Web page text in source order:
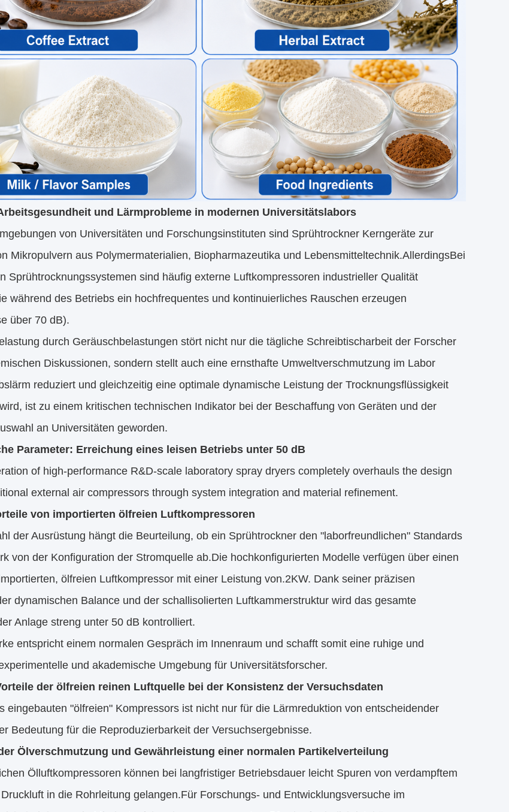
und Lärmprobleme in modernen Universitätslabors
von Universitäten und Forschungsinstituten sind Sprühtrockner Kerngeräte zur
Mikropulvern aus Polymermaterialien, Biopharmazeutika und Lebensmitteltechnik.AllerdingsBei
Sprühtrocknungssystemen sind häufig externe Luftkompressoren industrieller Qualität
während des Betriebs ein hochfrequentes und kontinuierliches Rauschen erzeugen
über 70 dB).
durch Geräuschbelastungen stört nicht nur die tägliche Schreibtischarbeit der Forscher
Diskussionen, sondern stellt auch eine ernsthafte Umweltverschmutzung im Labor
reduziert und gleichzeitig eine optimale dynamische Leistung der Trocknungsflüssigkeit
ist zu einem kritischen technischen Indikator bei der Beschaffung von Geräten und der
an Universitäten geworden.
Parameter: Erreichung eines leisen Betriebs unter 50 dB
of high-performance R&D-scale laboratory spray dryers completely overhauls the design
external air compressors through system integration and material refinement.
von importierten ölfreien Luftkompressoren
der Ausrüstung hängt die Beurteilung, ob ein Sprühtrockner den "laborfreundlichen" Standards
von der Konfiguration der Stromquelle ab.Die hochkonfigurierten Modelle verfügen über einen
ölfreien Luftkompressor mit einer Leistung von.2KW. Dank seiner präzisen
dynamischen Balance und der schallisolierten Luftkammerstruktur wird das gesamte
Anlage streng unter 50 dB kontrolliert.
entspricht einem normalen Gespräch im Innenraum und schafft somit eine ruhige und
und akademische Umgebung für Universitätsforscher.
der ölfreien reinen Luftquelle bei der Konsistenz der Versuchsdaten
eingebauten "ölfreien" Kompressors ist nicht nur für die Lärmreduktion von entscheidender
Bedeutung für die Reproduzierbarkeit der Versuchsergebnisse.
Ölverschmutzung und Gewährleistung einer normalen Partikelverteilung
Ölluftkompressoren können bei langfristiger Betriebsdauer leicht Spuren von verdampftem
in die Rohrleitung gelangen.Für Forschungs- und Entwicklungsversuche im